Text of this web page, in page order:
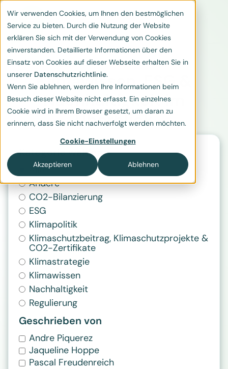
Wir verwenden Cookies, um Ihnen den bestmöglichen
Service zu bieten. Durch die Nutzung der Website
erklären Sie sich mit der Verwendung von Cookies
einverstanden. Detaillierte Informationen über den
Einsatz von Cookies auf dieser Webseite erhalten Sie in
unserer Datenschutzrichtlinie.
Wenn Sie ablehnen, werden Ihre Informationen beim
Besuch dieser Website nicht erfasst. Ein einzelnes
Cookie wird in Ihrem Browser gesetzt, um daran zu
erinnern, dass Sie nicht nachverfolgt werden möchten.
Cookie-Einstellungen
Akzeptieren Ablehnen
Klimawissen, ESG &
Nachhaltigkeit im
Überblick
Kategorie wählen
Alle
Andere
CO2-Bilanzierung
ESG
Klimapolitik
Klimaschutzbeitrag, Klimaschutzprojekte &
CO2-Zertifikate
Klimastrategie
Klimawissen
Nachhaltigkeit
Regulierung
Geschrieben von
Andre Piquerez
Jaqueline Hoppe
Pascal Freudenreich